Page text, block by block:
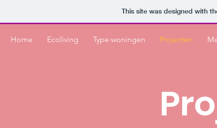
This site was designed with
Home Ecoliving Type woningen Projecten